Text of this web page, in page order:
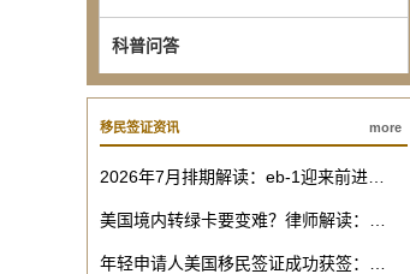
科普问答
移民签证资讯 more
2026年7月排期解读：eb-1迎来前进…
美国境内转绿卡要变难？律师解读：…
年轻申请人美国移民签证成功获签：…